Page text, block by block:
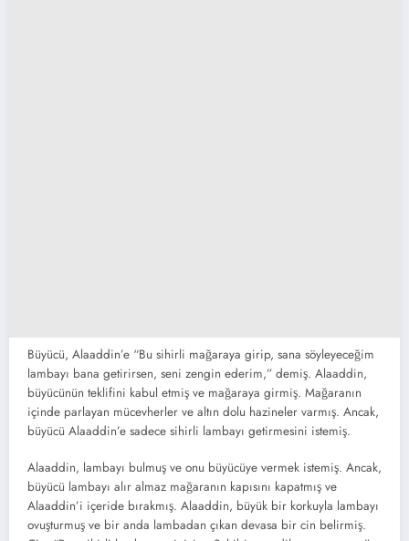
Büyücü, Alaaddin’e “Bu sihirli mağaraya girip, sana söyleyeceğim
lambayı bana getirirsen, seni zengin ederim,” demiş. Alaaddin,
büyücünün teklifini kabul etmiş ve mağaraya girmiş. Mağaranın
içinde parlayan mücevherler ve altın dolu hazineler varmış. Ancak,
büyücü Alaaddin’e sadece sihirli lambayı getirmesini istemiş.
Alaaddin, lambayı bulmuş ve onu büyücüye vermek istemiş. Ancak,
büyücü lambayı alır almaz mağaranın kapısını kapatmış ve
Alaaddin’i içeride bırakmış. Alaaddin, büyük bir korkuyla lambayı
ovuşturmuş ve bir anda lambadan çıkan devasa bir cin belirmiş.